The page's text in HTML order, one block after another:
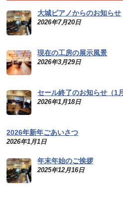
大城ピアノからのお知らせ
2026年7月20日
現在の工房の展示風景
2026年3月29日
セール終了のお知らせ（1
2026年1月18日
2026年新年ごあいさつ
2026年1月1日
年末年始のご挨拶
2025年12月16日